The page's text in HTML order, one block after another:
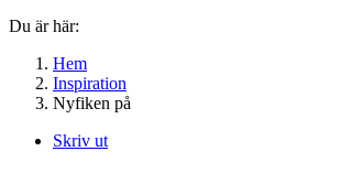
Du är här:
Hem
Inspiration
Nyfiken på
Skriv ut